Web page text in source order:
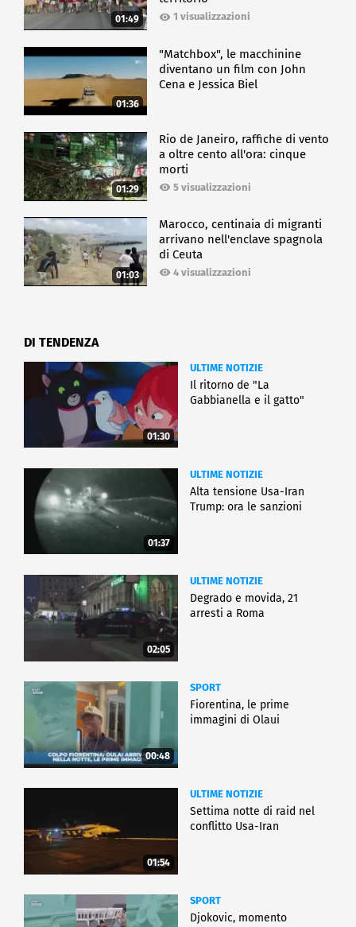
01:49 1 visualizzazioni
01:36
"Matchbox", le macchinine
diventano un film con John
Cena e Jessica Biel
01:29
Rio de Janeiro, raffiche di vento
a oltre cento all'ora: cinque
morti
5 visualizzazioni
01:03
Marocco, centinaia di migranti
arrivano nell'enclave spagnola
di Ceuta
4 visualizzazioni
DI TENDENZA
01:30
ULTIME NOTIZIE
Il ritorno de "La
Gabbianella e il gatto"
01:37
ULTIME NOTIZIE
Alta tensione Usa-Iran
Trump: ora le sanzioni
02:05
ULTIME NOTIZIE
Degrado e movida, 21
arresti a Roma
00:48
SPORT
Fiorentina, le prime
immagini di Olaui
01:54
ULTIME NOTIZIE
Settima notte di raid nel
conflitto Usa-Iran
SPORT
Djokovic, momento